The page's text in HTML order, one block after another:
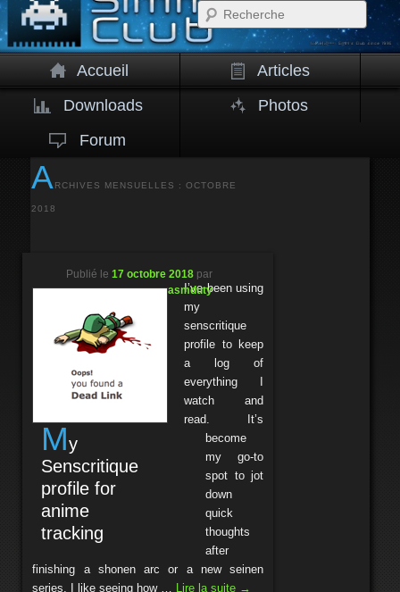
Accueil
Articles
Downloads
Photos
Forum
ARCHIVES MENSUELLES :OCTOBRE
2018
Publié le17 octobre 2018 par
asmduty
My
Senscritique
profile for
anime
tracking
I’ve been using
my
senscritique
profile to keep
a log of
everything I
watch and
read. It’s
become
my go-to
spot to jot
down
quick
thoughts
after
finishing a shonen arc or a new seinen
series. I like seeing how … Lire la suite →